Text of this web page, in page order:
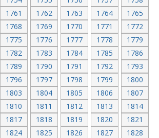
1761 1762 1763 1764
1765
1768 1769 1770 1771
1772
1775 1776 1777 1778
1779
1782 1783 1784 1785
1786
1789 1790 1791 1792
1793
1796 1797 1798 1799
1800
1803 1804 1805 1806
1807
1810 1811 1812 1813
1814
1817 1818 1819 1820
1821
1824 1825 1826 1827
1828